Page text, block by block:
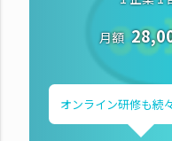
月額
オンライン研修も続